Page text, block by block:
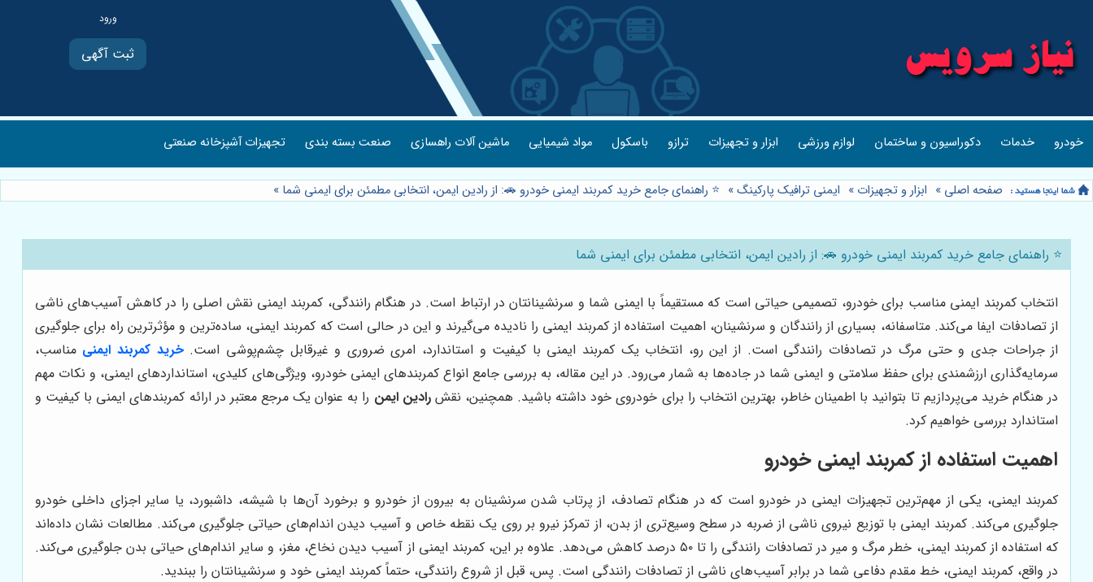
ثبت آگهی
خودرو خدمات دکوراسیون و ساختمان لوازم ورزشی ابزار و تجهیزات ترازو باسکول مواد شیمیایی ماشین آلات راهسازی صنعت بسته بندی تجهیزات آشپزخانه صنعتی
صفحه اصلی » ابزار و تجهیزات » ایمنی ترافیک پارکینگ» ⭐️ راهنمای جامع خرید کمربند ایمنی خودرو 🚗: از رادین ایمن، انتخابی مطمئن برای ایمنی شما »
⭐️ راهنمای جامع خرید کمربند ایمنی خودرو 🚗: از رادین ایمن، انتخابی مطمئن برای ایمنی شما
انتخاب کمربند ایمنی مناسب برای خودرو، تصمیمی حیاتی است که مستقیماً با ایمنی شما و سرنشینانتان در ارتباط است. در هنگام رانندگی، کمربند ایمنی نقش اصلی را در کاهش آسیب‌های ناشی
از تصادفات ایفا می‌کند. متاسفانه، بسیاری از رانندگان و سرنشینان، اهمیت استفاده از کمربند ایمنی را نادیده می‌گیرند و این در حالی است که کمربند ایمنی، ساده‌ترین و مؤثرترین راه برای جلوگیری
از جراحات جدی و حتی مرگ در تصادفات رانندگی است. از این رو، انتخاب یک کمربند ایمنی با کیفیت و استاندارد، امری ضروری و غیرقابل چشم‌پوشی است.خرید کمربند ایمنی مناسب،
سرمایه‌گذاری ارزشمندی برای حفظ سلامتی و ایمنی شما در جاده‌ها به شمار می‌رود. در این مقاله، به بررسی جامع انواع کمربندهای ایمنی خودرو، ویژگی‌های کلیدی، استانداردهای ایمنی، و نکات مهم
در هنگام خرید می‌پردازیم تا بتوانید با اطمینان خاطر، بهترین انتخاب را برای خودروی خود داشته باشید. همچنین، نقشرادین ایمن را به عنوان یک مرجع معتبر در ارائه کمربندهای ایمنی با کیفیت و
استاندارد بررسی خواهیم کرد.
اهمیت استفاده از کمربند ایمنی خودرو
کمربند ایمنی، یکی از مهم‌ترین تجهیزات ایمنی در خودرو است که در هنگام تصادف، از پرتاب شدن سرنشینان به بیرون از خودرو و برخورد آن‌ها با شیشه، داشبورد، یا سایر اجزای داخلی خودرو
جلوگیری می‌کند. کمربند ایمنی با توزیع نیروی ناشی از ضربه در سطح وسیع‌تری از بدن، از تمرکز نیرو بر روی یک نقطه خاص و آسیب دیدن اندام‌های حیاتی جلوگیری می‌کند. مطالعات نشان داده‌اند
که استفاده از کمربند ایمنی، خطر مرگ و میر در تصادفات رانندگی را تا ۵۰ درصد کاهش می‌دهد. علاوه بر این، کمربند ایمنی از آسیب دیدن نخاع، مغز، و سایر اندام‌های حیاتی بدن جلوگیری می‌کند.
در واقع، کمربند ایمنی، خط مقدم دفاعی شما در برابر آسیب‌های ناشی از تصادفات رانندگی است. پس، قبل از شروع رانندگی، حتماً کمربند ایمنی خود و سرنشینانتان را ببندید.